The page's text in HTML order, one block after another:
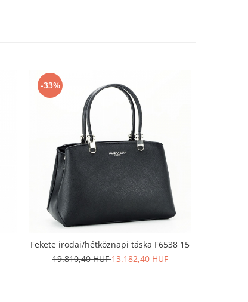
-33%
Fekete irodai/hétköznapi táska F6538 15
19.810,40 HUF13.182,40 HUF